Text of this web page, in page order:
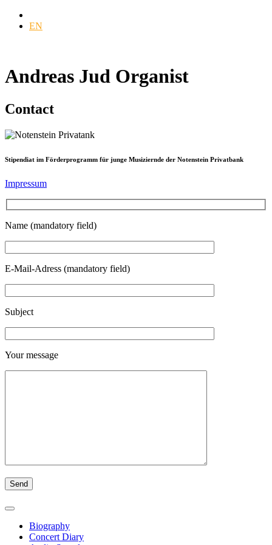
EN
Andreas Jud Organist
Contact
Stipendiat im Förderprogramm für junge Musiziernde der Notenstein Privatbank
Impressum
Name (mandatory field)
E-Mail-Adress (mandatory field)
Subject
Your message
Biography
Concert Diary